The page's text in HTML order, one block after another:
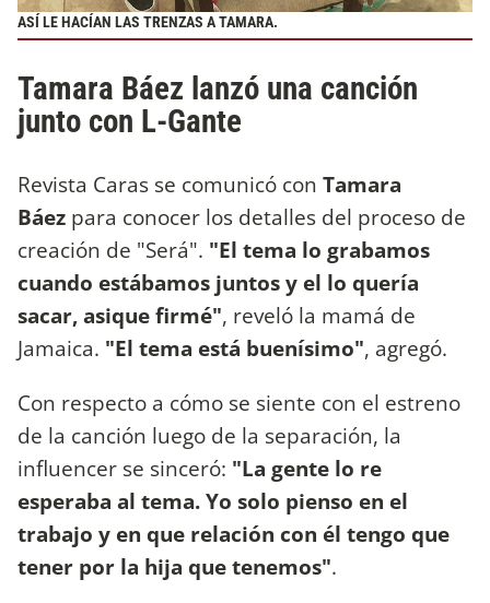
ASÍ LE HACÍAN LAS TRENZAS A TAMARA.
Tamara Báez lanzó una canción
junto con L-Gante
Revista Caras se comunicó con Tamara
Báez para conocer los detalles del proceso de
creación de "Será". "El tema lo grabamos
cuando estábamos juntos y el lo quería
sacar, asique firmé", reveló la mamá de
Jamaica. "El tema está buenísimo", agregó.
Con respecto a cómo se siente con el estreno
de la canción luego de la separación, la
influencer se sinceró: "La gente lo re
esperaba al tema. Yo solo pienso en el
trabajo y en que relación con él tengo que
tener por la hija que tenemos".